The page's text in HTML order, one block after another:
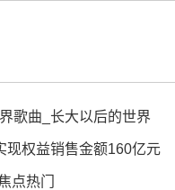
歌曲_长大以后的世界
现权益销售金额160亿元
点热门